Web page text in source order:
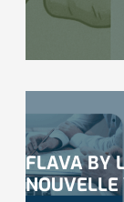
FLAVA BY